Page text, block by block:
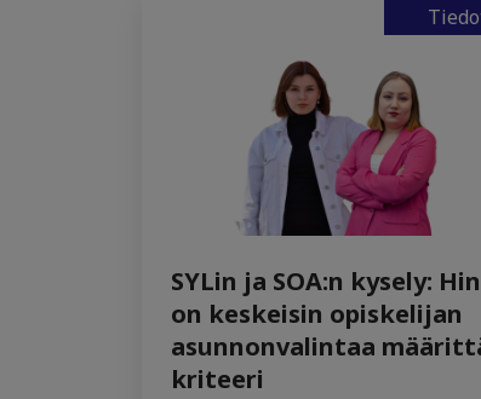
SYLin ja SOA:n kysely:
on keskeisin opiskelijan
asunnonvalintaa
kriteeri